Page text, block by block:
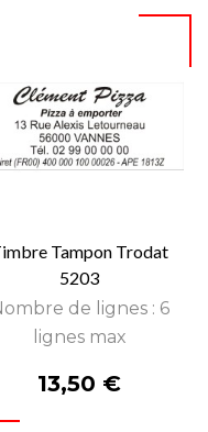
Tampon Trodat
5203
de lignes : 6
lignes max
Prix
13,50 €